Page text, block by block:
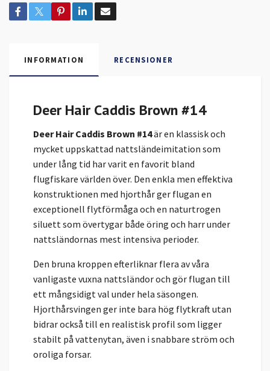
INFORMATION RECENSIONER
Deer Hair Caddis Brown #14
Deer Hair Caddis Brown #14är en klassisk och
mycket uppskattad nattsländeimitation som
under lång tid har varit en favorit bland
flugfiskare världen över. Den enkla men effektiva
konstruktionen med hjorthår ger flugan en
exceptionell flytförmåga och en naturtrogen
siluett som övertygar både öring och harr under
nattsländornas mest intensiva perioder.
Den bruna kroppen efterliknar flera av våra
vanligaste vuxna nattsländor och gör flugan till
ett mångsidigt val under hela säsongen.
Hjorthårsvingen ger inte bara hög flytkraft utan
bidrar också till en realistisk profil som ligger
stabilt på vattenytan, även i snabbare ström och
oroliga forsar.